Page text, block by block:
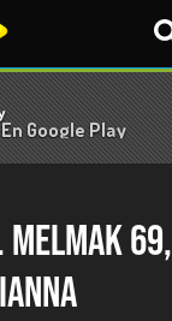
Google Play
69,